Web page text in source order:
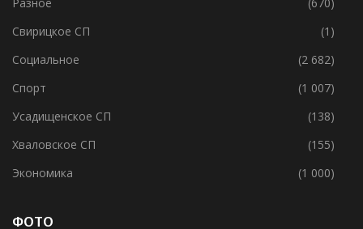
Православная Ладога
(78)
Разное
(670)
Свирицкое СП
(1)
Социальное
(2 682)
Спорт
(1 007)
Усадищенское СП
(138)
Хваловское СП
(155)